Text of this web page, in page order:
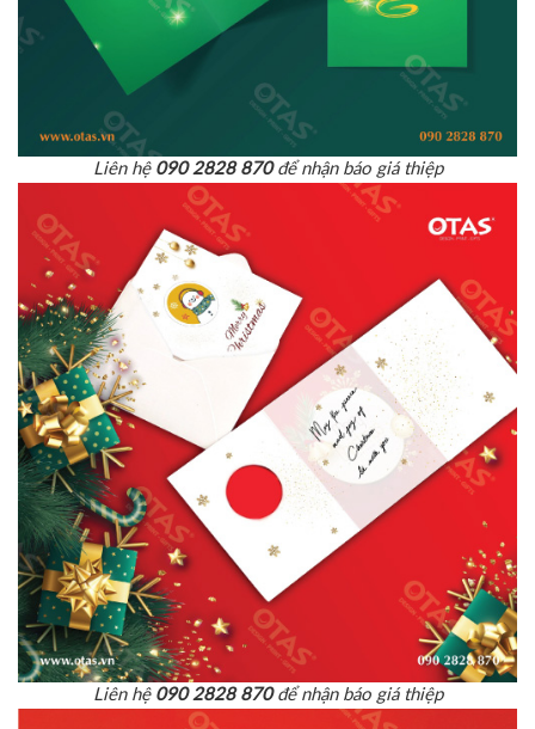
Liên hệ 090 2828 870để nhận báo giá thiệp
Liên hệ 090 2828 870để nhận báo giá thiệp